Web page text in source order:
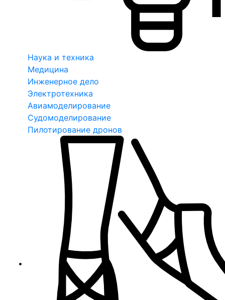
Наука и техника
Медицина
Инженерное дело
Электротехника
Авиамоделирование
Судомоделирование
Пилотирование дронов